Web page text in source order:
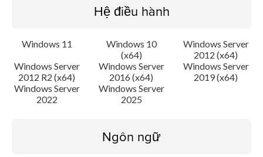
Tuyên bố miễn trừ trách nhiệm
Hệ điều hành
Windows 11
Windows 10
(x64)
Windows Server
2012 (x64)
Windows Server
2012 R2 (x64)
Windows Server
2016 (x64)
Windows Server
2019 (x64)
Windows Server
2022
Windows Server
2025
Ngôn ngữ